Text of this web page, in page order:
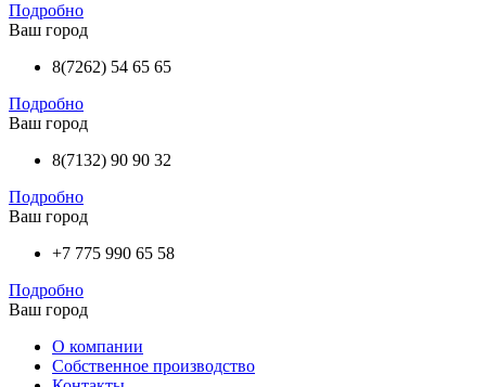
Подробно
Ваш город
8(7262) 54 65 65
Подробно
Ваш город
8(7132) 90 90 32
Подробно
Ваш город
+7 775 990 65 58
Подробно
Ваш город
О компании
Собственное производство